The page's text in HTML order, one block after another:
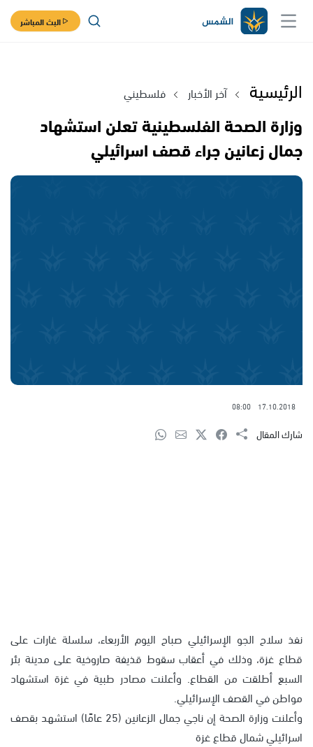
البث المباشر
الرئيسية آخر الأخبار فلسطيني
وزارة الصحة الفلسطينية تعلن استشهاد
جمال زعانين جراء قصف اسرائيلي
17.10.2018
08:00
شارك المقال
نفذ سلاح الجو الإسرائيلي صباح اليوم الأربعاء، سلسلة غارات على
قطاع غزة، وذلك في أعقاب سقوط قذيفة صاروخية على مدينة بئر
السبع أطلقت من القطاع. وأعلنت مصادر طبية في غزة استشهاد
مواطن في القصف الإسرائيلي.
وأعلنت وزارة الصحة إن ناجي جمال الزعانين (25 عامًا) استشهد بقصف
اسرائيلي شمال قطاع غزة